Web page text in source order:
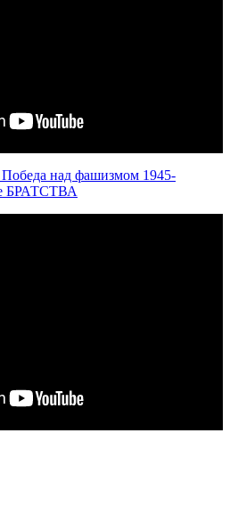
над фашизмом 1945-
БРАТСТВА